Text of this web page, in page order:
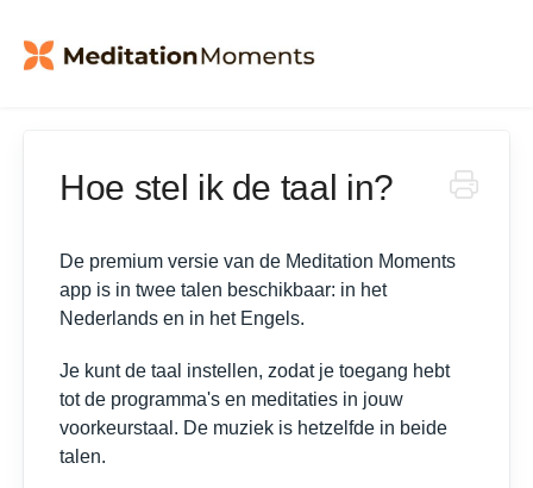
Hoe stel ik de taal in?
De premium versie van de Meditation Moments
app is in twee talen beschikbaar: in het
Nederlands en in het Engels.
Je kunt de taal instellen, zodat je toegang hebt
tot de programma's en meditaties in jouw
voorkeurstaal. De muziek is hetzelfde in beide
talen.